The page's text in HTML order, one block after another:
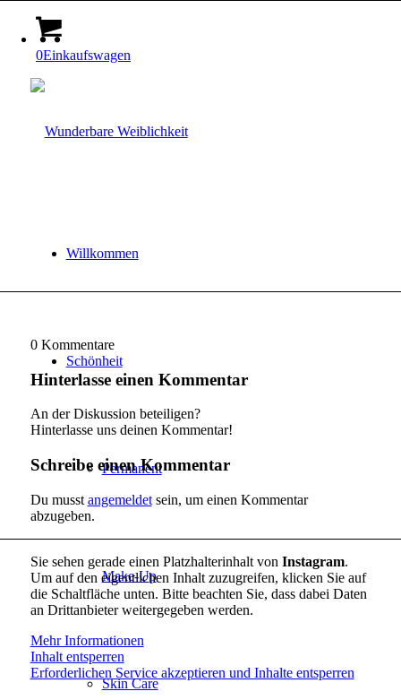
0Einkaufswagen
Willkommen
Schönheit
Permanent
Make-Up
Skin Care
0 Kommentare
Hinterlasse einen Kommentar
An der Diskussion beteiligen?
Hinterlasse uns deinen Kommentar!
Schreibe einen Kommentar
Du musst angemeldetsein, um einen Kommentar
abzugeben.
Sie sehen gerade einen Platzhalterinhalt von Instagram.
Um auf den eigentlichen Inhalt zuzugreifen, klicken Sie auf
die Schaltfläche unten. Bitte beachten Sie, dass dabei Daten
an Drittanbieter weitergegeben werden.
Mehr Informationen
Inhalt entsperren
Erforderlichen Service akzeptieren und Inhalte entsperren